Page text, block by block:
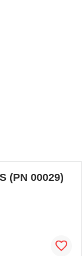
(PN 00029)